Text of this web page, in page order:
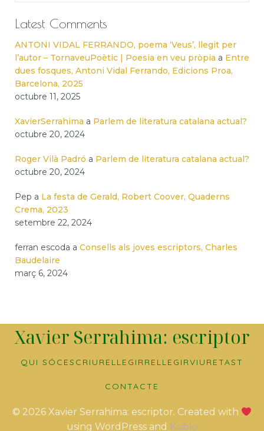
Latest Comments
ANTONI VIDAL FERRANDO, poema ‘Veus’, llegit per
l’autor – TornaveuPoètic | Poesia en veu pròpia a Entre
dues fosques, Antoni Vidal Ferrando, Edicions Proa,
Barcelona, 2025
octubre 11, 2025
XavierSerrahima a Parlem de literatura catalana actual?
octubre 20, 2024
Roger Vilà Padró a Parlem de literatura catalana actual?
octubre 20, 2024
Pep a La festa de Gerald, Robert Coover, Quaderns
Crema, 2023
setembre 22, 2024
ferran escoda a Consells als joves escriptors, Charles
Baudelaire
març 6, 2024
Xavier Serrahima: escriptor
QUI SÓC ESCRIURE LLEGIRRELLEGIRVIURETAST
CONTACTE
© 2026 Xavier Serrahima: escriptor. Created with
using WordPress and Kubio